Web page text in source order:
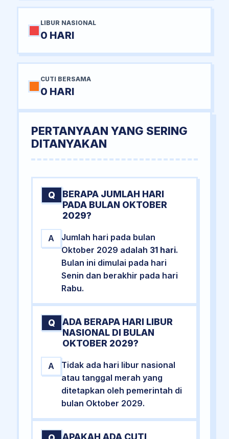
LIBUR NASIONAL
0 HARI
CUTI BERSAMA
0 HARI
PERTANYAAN YANG SERING
DITANYAKAN
Q
BERAPA JUMLAH HARI
PADA BULAN OKTOBER
2029?
A
Jumlah hari pada bulan
Oktober 2029 adalah 31 hari.
Bulan ini dimulai pada hari
Senin dan berakhir pada hari
Rabu.
Q
ADA BERAPA HARI LIBUR
NASIONAL DI BULAN
OKTOBER 2029?
A
Tidak ada hari libur nasional
atau tanggal merah yang
ditetapkan oleh pemerintah di
bulan Oktober 2029.
APAKAH ADA CUTI